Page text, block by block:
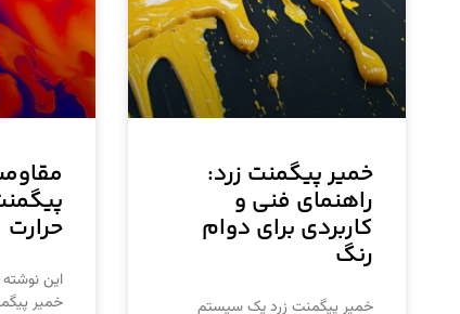
خمیر پیگمنت زرد:
راهنمای فنی و
کاربردی برای دوام
رنگ
خمیر پیگمنت زرد یک سیستم
حرارت
این
خمیر